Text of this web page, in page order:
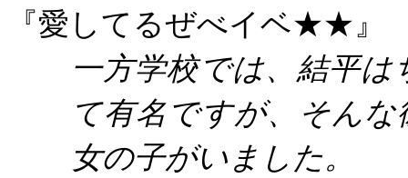
『愛してるぜべイベ★★』
一方学校では、結平
て有名ですが、そん
女の子がいました。